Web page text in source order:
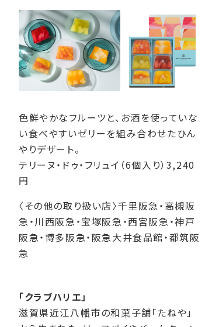
色鮮やかなフルーツと、お酒を使っていな
い食べやすいゼリーを組み合わせたひん
やりデザート。
テリーヌ・ドゥ・フリュイ（6個入り）3,240
円
〈その他の取り扱い店〉千里阪急・高槻阪
急・川西阪急・宝塚阪急・西宮阪急・神戸
阪急・博多阪急・阪急大井食品館・都筑阪
急
「クラブハリエ」
滋賀県近江八幡市の和菓子舗「たねや」